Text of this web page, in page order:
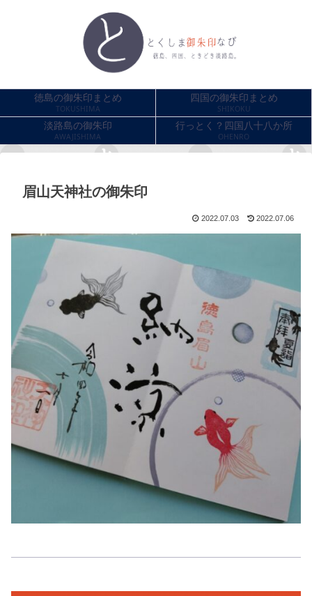
徳島の御朱印まとめ
TOKUSHIMA
四国の御朱印まとめ
SHIKOKU
淡路島の御朱印
AWAJISHIMA
行っとく？四国八十八か所
OHENRO
眉山天神社の御朱印
2022.07.03 2022.07.06